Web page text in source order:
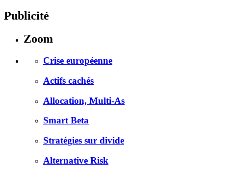
Publicité
Zoom
Crise européenne
Actifs cachés
Allocation, Multi-As
Smart Beta
Stratégies sur divide
Alternative Risk